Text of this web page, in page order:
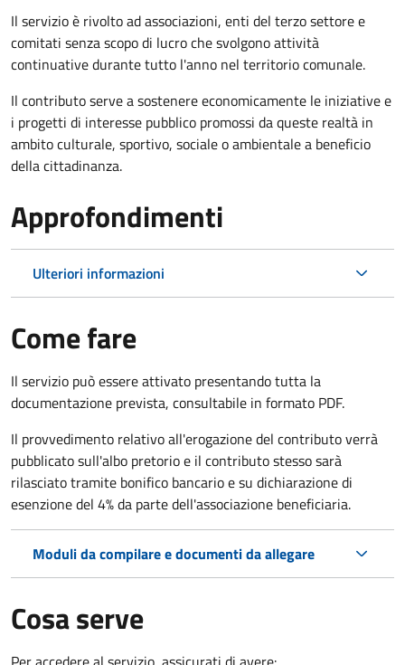
Il servizio è rivolto ad associazioni, enti del terzo settore e
comitati senza scopo di lucro che svolgono attività
continuative durante tutto l'anno nel territorio comunale.
Il contributo serve a sostenere economicamente le iniziative e
i progetti di interesse pubblico promossi da queste realtà in
ambito culturale, sportivo, sociale o ambientale a beneficio
della cittadinanza.
Approfondimenti
Ulteriori informazioni
Come fare
Il servizio può essere attivato presentando tutta la
documentazione prevista, consultabile in formato PDF.
Il provvedimento relativo all'erogazione del contributo verrà
pubblicato sull'albo pretorio e il contributo stesso sarà
rilasciato tramite bonifico bancario e su dichiarazione di
esenzione del 4% da parte dell'associazione beneficiaria.
Moduli da compilare e documenti da allegare
Cosa serve